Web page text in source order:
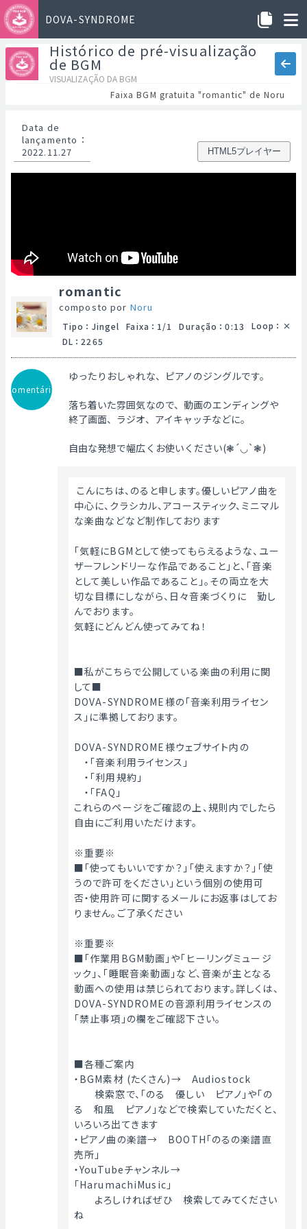
DOVA-SYNDROME
Histórico de pré-visualização
de BGM
VISUALIZAÇÃO DA BGM
Faixa BGM gratuita "romantic" de Noru
Data de
lançamento ：
2022.11.27
HTML5プレイヤー
romantic
composto por Noru
Tipo ： Jingel Faixa ： 1/1 Duração ： 0:13 Loop ：
DL ： 2265
Comentário
ゆったりおしゃれな、ピアノのジングルです。
落ち着いた雰囲気なので、動画のエンディングや
終了画面、ラジオ、アイキャッチなどに。
自由な発想で幅広くお使いください(❃´◡`❃)
中心に、クラシカル、アコースティック、ミニマル
な楽曲などなど制作しております
「気軽にBGMとして使ってもらえるような、ユー
ザーフレンドリーな作品であること」と、「音楽
として美しい作品であること」。その両立を大
切な目標にしながら、日々音楽づくりに　勤し
んでおります。
気軽にどんどん使ってみてね！
■私がこちらで公開している楽曲の利用に関
して■
DOVA-SYNDROME様の「音楽利用ライセン
ス」に準拠しております。
DOVA-SYNDROME様ウェブサイト内の
・「音楽利用ライセンス」
・「利用規約」
・「FAQ」
これらのページをご確認の上、規則内でしたら
自由にご利用いただけます。
※重要※
■「使ってもいいですか？」「使えますか？」「使
うので許可をください」という個別の使用可
否・使用許可に関するメールにお返事はしてお
りません。ご了承ください
※重要※
■「作業用BGM動画」や「ヒーリングミュージ
ック」、「睡眠音楽動画」など、音楽が主となる
動画への使用は禁じられております。詳しくは、
DOVA-SYNDROMEの音源利用ライセンスの
「禁止事項」の欄をご確認下さい。
■各種ご案内
・BGM素材 (たくさん)→　Audiostock
検索窓で、「のる　優しい　ピアノ」や「の
る　和風　ピアノ」などで検索していただくと、
いろいろ出てきます
・ピアノ曲の楽譜→　BOOTH「のるの楽譜直
売所」
・YouTubeチャンネル→
「HarumachiMusic」
よろしければぜひ　検索してみてください
ね